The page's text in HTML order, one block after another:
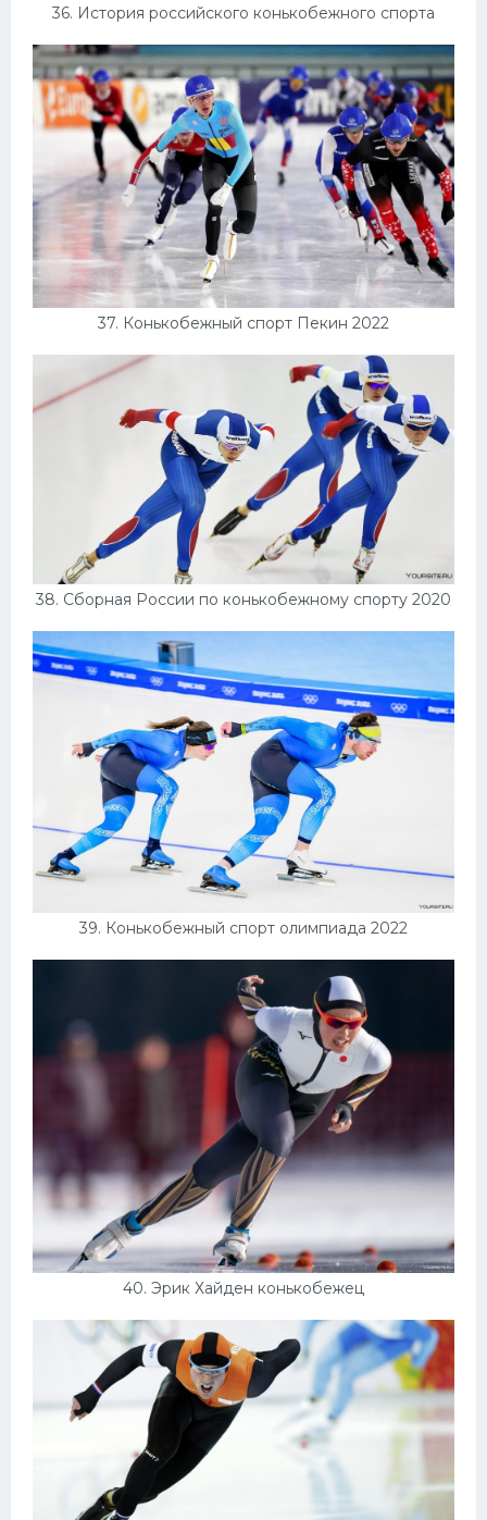
36. История российского конькобежного спорта
37. Конькобежный спорт Пекин 2022
38. Сборная России по конькобежному спорту 2020
39. Конькобежный спорт олимпиада 2022
40. Эрик Хайден конькобежец